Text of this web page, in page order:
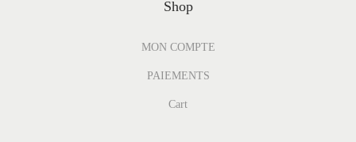
Shop
MON COMPTE
PAIEMENTS
Cart